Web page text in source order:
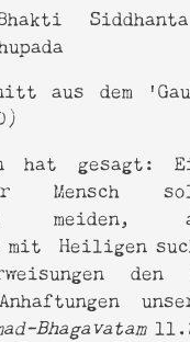
Siddhanta
aus dem
hat gesagt:
Mensch
mit Heiligen
den
Bhagavatam